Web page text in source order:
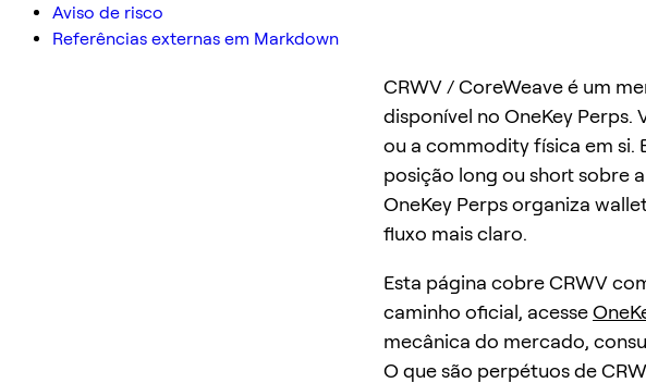
Aviso de risco
Referências externas em Markdown
CRWV / CoreWeave é um
disponível no OneKey Perps.
ou a commodity física em
posição long ou short sobre
OneKey Perps organiza
fluxo mais claro.
Esta página cobre CRWV
caminho oficial, acesse
mecânica do mercado,
O que são perpétuos de